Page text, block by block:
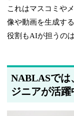
これはマスコミや
像や動画を生成す
役割もAIが担うの
NABLASで
ジニアが活躍